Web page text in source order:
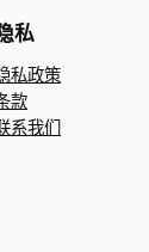
私
私政策
款
系我们